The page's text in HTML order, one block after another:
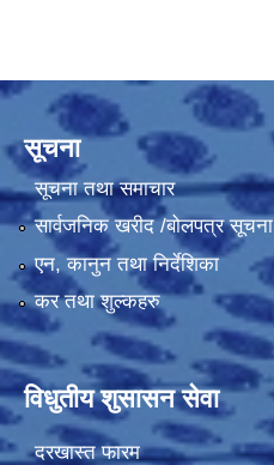
सूचना
सूचना तथा समाचार
सार्वजनिक खरीद /बोलपत्र सूचना
एन, कानुन तथा निर्देशिका
कर तथा शुल्कहरु
विधुतीय शुसासन सेवा
दरखास्त फारम